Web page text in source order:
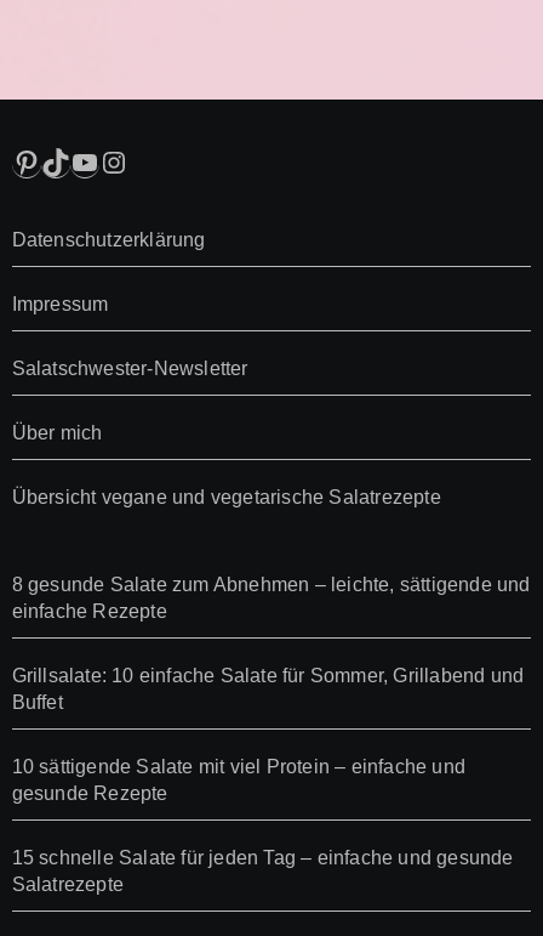
Pinterest
TikTok
YouTube
Instagram
Datenschutzerklärung
Impressum
Salatschwester-Newsletter
Über mich
Übersicht vegane und vegetarische Salatrezepte
8 gesunde Salate zum Abnehmen – leichte, sättigende und
einfache Rezepte
Grillsalate: 10 einfache Salate für Sommer, Grillabend und
Buffet
10 sättigende Salate mit viel Protein – einfache und
gesunde Rezepte
15 schnelle Salate für jeden Tag – einfache und gesunde
Salatrezepte